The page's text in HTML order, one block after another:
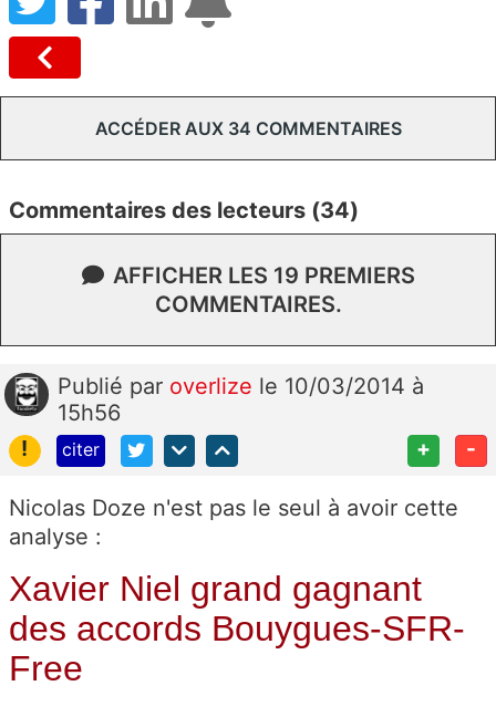
ACCÉDER AUX 34 COMMENTAIRES
Commentaires des lecteurs (34)
AFFICHER LES 19 PREMIERS
COMMENTAIRES.
Publié par overlize le 10/03/2014 à
15h56
!
citer + -
Nicolas Doze n'est pas le seul à avoir cette
analyse :
Xavier Niel grand gagnant
des accords Bouygues-SFR-
Free